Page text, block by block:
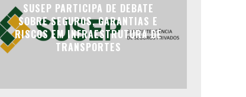
SUSEP PARTICIPA DE DEBATE
SOBRE SEGUROS, GARANTIAS E
RISCOS EM INFRAESTRUTURA DE
TRANSPORTES